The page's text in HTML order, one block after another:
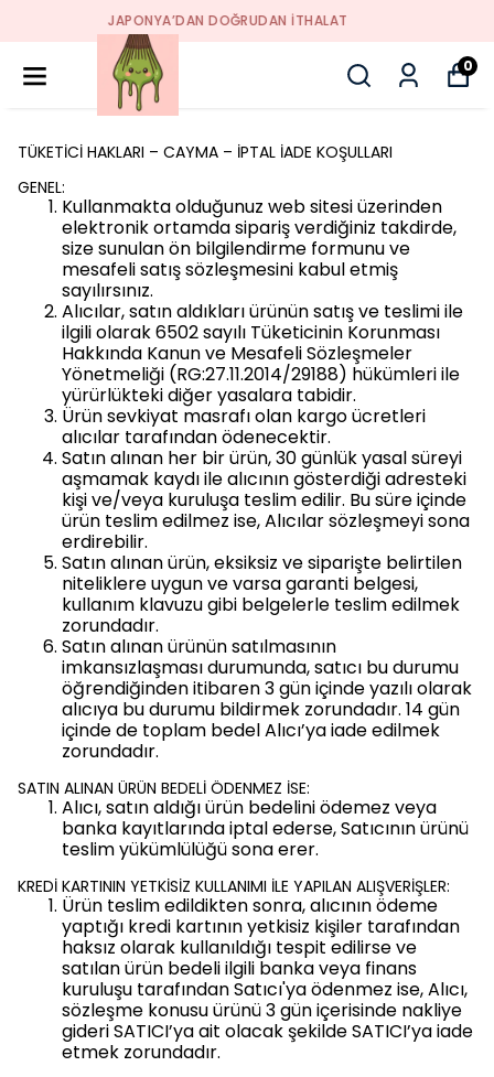
GERÇEK SEREMONİ KALİTESİ MATCHA
0
TÜKETİCİ HAKLARI – CAYMA – İPTAL İADE KOŞULLARI
GENEL:
Kullanmakta olduğunuz web sitesi üzerinden
elektronik ortamda sipariş verdiğiniz takdirde,
size sunulan ön bilgilendirme formunu ve
mesafeli satış sözleşmesini kabul etmiş
sayılırsınız.
Alıcılar, satın aldıkları ürünün satış ve teslimi ile
ilgili olarak 6502 sayılı Tüketicinin Korunması
Hakkında Kanun ve Mesafeli Sözleşmeler
Yönetmeliği (RG:27.11.2014/29188) hükümleri ile
yürürlükteki diğer yasalara tabidir.
Ürün sevkiyat masrafı olan kargo ücretleri
alıcılar tarafından ödenecektir.
Satın alınan her bir ürün, 30 günlük yasal süreyi
aşmamak kaydı ile alıcının gösterdiği adresteki
kişi ve/veya kuruluşa teslim edilir. Bu süre içinde
ürün teslim edilmez ise, Alıcılar sözleşmeyi sona
erdirebilir.
Satın alınan ürün, eksiksiz ve siparişte belirtilen
niteliklere uygun ve varsa garanti belgesi,
kullanım klavuzu gibi belgelerle teslim edilmek
zorundadır.
Satın alınan ürünün satılmasının
imkansızlaşması durumunda, satıcı bu durumu
öğrendiğinden itibaren 3 gün içinde yazılı olarak
alıcıya bu durumu bildirmek zorundadır. 14 gün
içinde de toplam bedel Alıcı’ya iade edilmek
zorundadır.
SATIN ALINAN ÜRÜN BEDELİ ÖDENMEZ İSE:
Alıcı, satın aldığı ürün bedelini ödemez veya
banka kayıtlarında iptal ederse, Satıcının ürünü
teslim yükümlülüğü sona erer.
KREDİ KARTININ YETKİSİZ KULLANIMI İLE YAPILAN ALIŞVERİŞLER:
Ürün teslim edildikten sonra, alıcının ödeme
yaptığı kredi kartının yetkisiz kişiler tarafından
haksız olarak kullanıldığı tespit edilirse ve
satılan ürün bedeli ilgili banka veya finans
kuruluşu tarafından Satıcı'ya ödenmez ise, Alıcı,
sözleşme konusu ürünü 3 gün içerisinde nakliye
gideri SATICI’ya ait olacak şekilde SATICI’ya iade
etmek zorundadır.